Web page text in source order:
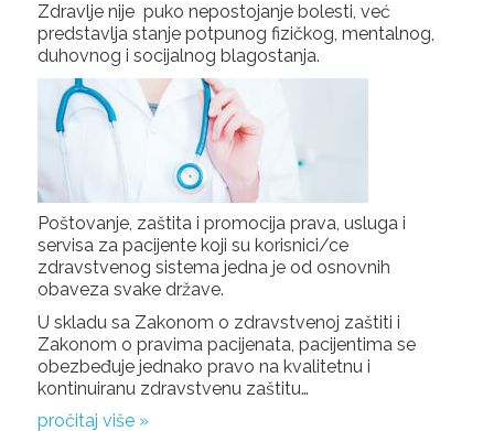
Zdravlje nije puko nepostojanje bolesti, već
predstavlja stanje potpunog fizičkog, mentalnog,
duhovnog i socijalnog blagostanja.
Poštovanje, zaštita i promocija prava, usluga i
servisa za pacijente koji su korisnici/ce
zdravstvenog sistema jedna je od osnovnih
obaveza svake države.
U skladu sa Zakonom o zdravstvenoj zaštiti i
Zakonom o pravima pacijenata, pacijentima se
obezbeđuje jednako pravo na kvalitetnu i
kontinuiranu zdravstvenu zaštitu…
pročitaj više »